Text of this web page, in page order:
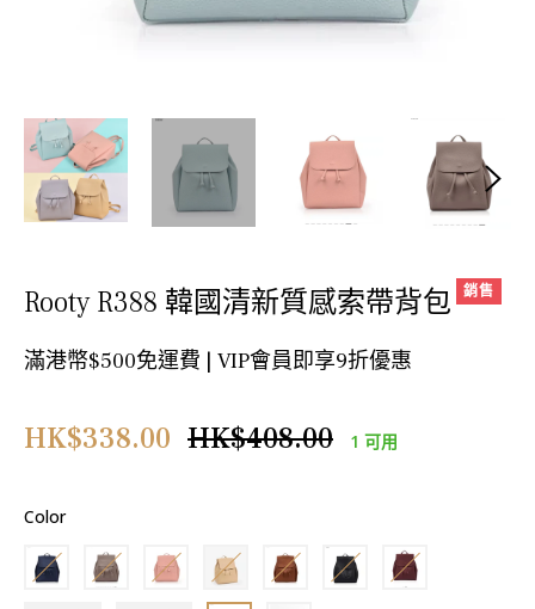
Rooty R388 韓國清新質感索帶背包 銷售
滿港幣$500免運費 | VIP會員即享9折優惠
HK$338.00
正
HK$408.00 1 可用
Color